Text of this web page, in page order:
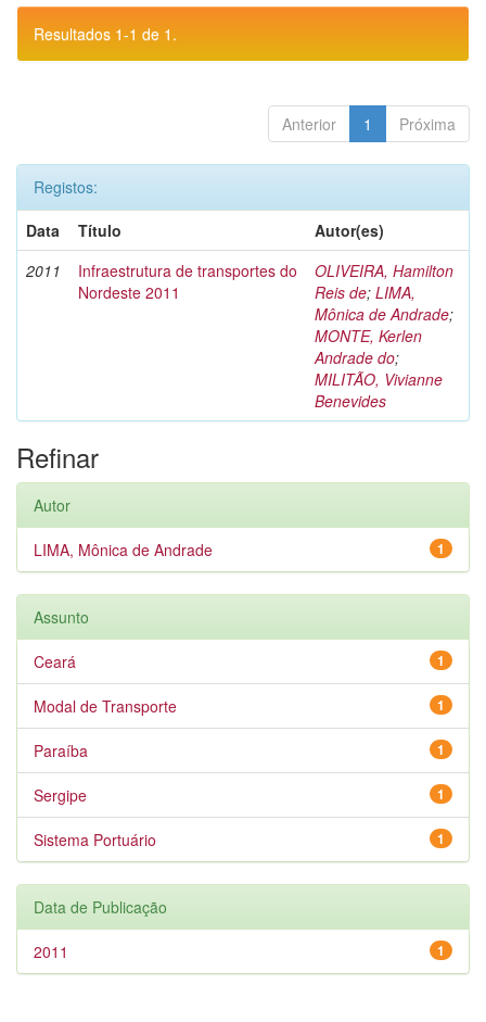
Resultados 1-1 de 1.
Anterior 1 Próxima
Registos:
Data
Título
Autor(es)
2011
Infraestrutura de transportes do
Nordeste 2011
OLIVEIRA, Hamilton
Reis de; LIMA,
Mônica de Andrade;
MONTE, Kerlen
Andrade do;
MILITÃO, Vivianne
Benevides
Refinar
Autor
1
LIMA, Mônica de Andrade
Assunto
1
Ceará
1
Modal de Transporte
1
Paraíba
1
Sergipe
1
Sistema Portuário
Data de Publicação
1
2011